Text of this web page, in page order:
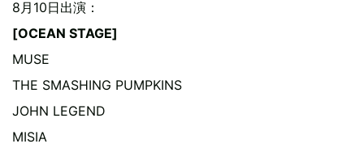
8月10日出演：
[OCEAN STAGE]
MUSE
THE SMASHING PUMPKINS
JOHN LEGEND
MISIA